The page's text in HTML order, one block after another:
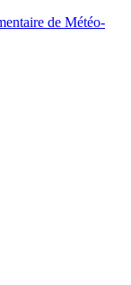
de Météo-